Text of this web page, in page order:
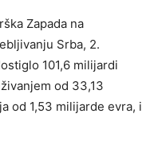
Zapada na
Srba, 2.
101,6 milijardi
od 33,13
od 1,53 milijarde evra, i